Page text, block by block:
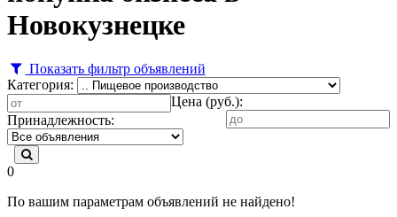
Новокузнецке
Показать фильтр объявлений
Категория:
Цена (руб.):
Принадлежность:
0
По вашим параметрам объявлений не найдено!